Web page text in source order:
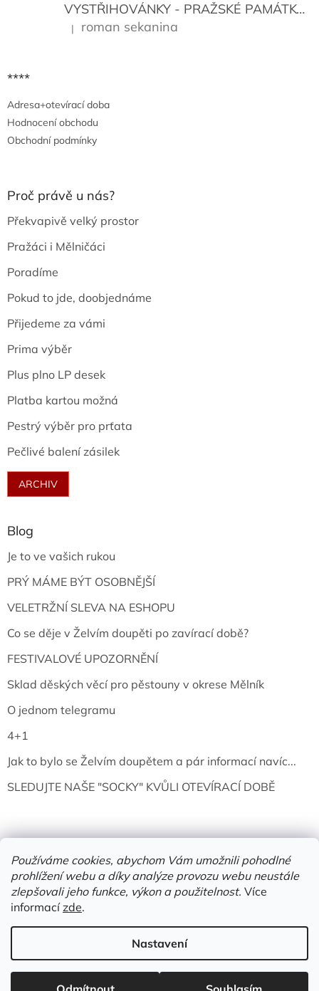
Používáme cookies, abychom Vám umožnili pohodlné
prohlížení webu a díky analýze provozu webu neustále
zlepšovali jeho funkce, výkon a použitelnost. Více
informacízde.
Nastavení
VYSTŘIHOVÁNKY - PRAŽSKÉ PAMÁTKY
Hodnocení produktu je 5 z 5 hvězdiček.
| roman sekanina
****
Adresa+otevírací doba
Hodnocení obchodu
Obchodní podmínky
Proč právě u nás?
Překvapivě velký prostor
Pražáci i Mělničáci
Poradíme
Pokud to jde, doobjednáme
Přijedeme za vámi
Prima výběr
Plus plno LP desek
Platba kartou možná
Pestrý výběr pro prťata
Pečlivé balení zásilek
ARCHIV
Blog
Je to ve vašich rukou
PRÝ MÁME BÝT OSOBNĚJŠÍ
VELETRŽNÍ SLEVA NA ESHOPU
Co se děje v Želvím doupěti po zavírací době?
FESTIVALOVÉ UPOZORNĚNÍ
Sklad děských věcí pro pěstouny v okrese Mělník
O jednom telegramu
4+1
Jak to bylo se Želvím doupětem a pár informací navíc...
SLEDUJTE NAŠE "SOCKY" KVŮLI OTEVÍRACÍ DOBĚ
Vytvořil Shoptet
Copyright 2026Želví doupě | knihy & vinyly | Mělník. Všechna